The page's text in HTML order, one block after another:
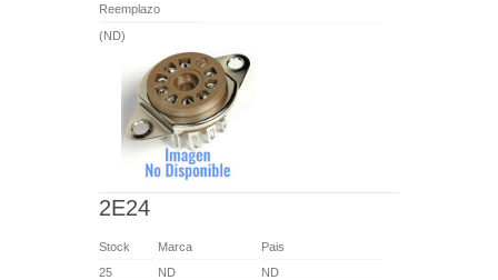
Reemplazo
(ND)
2E24
Stock Marca
Pais
25
ND ND